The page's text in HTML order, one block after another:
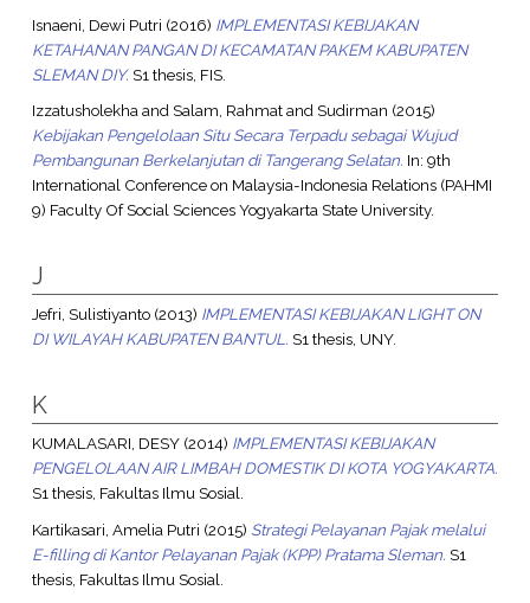
Isnaeni, Dewi Putri (2016) IMPLEMENTASI KEBIJAKAN
KETAHANAN PANGAN DI KECAMATAN PAKEM KABUPATEN
SLEMAN DIY.S1 thesis, FIS.
IzzatusholekhaandSalam, RahmatandSudirman (2015)
Kebijakan Pengelolaan Situ Secara Terpadu sebagai Wujud
Pembangunan Berkelanjutan di Tangerang Selatan. In: 9th
International Conference on Malaysia-Indonesia Relations (PAHMI
9) Faculty Of Social Sciences Yogyakarta State University.
J
Jefri, Sulistiyanto(2013) IMPLEMENTASI KEBIJAKAN LIGHT ON
DI WILAYAH KABUPATEN BANTUL. S1 thesis, UNY.
K
KUMALASARI, DESY(2014) IMPLEMENTASI KEBIJAKAN
PENGELOLAAN AIR LIMBAH DOMESTIK DI KOTA YOGYAKARTA.
S1 thesis, Fakultas Ilmu Sosial.
Kartikasari, Amelia Putri (2015) Strategi Pelayanan Pajak melalui
E-filling di Kantor Pelayanan Pajak (KPP) Pratama Sleman. S1
thesis, Fakultas Ilmu Sosial.